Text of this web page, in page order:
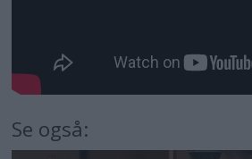
Se også: